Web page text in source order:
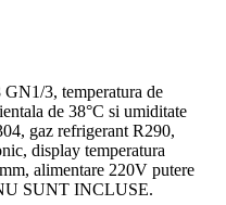
3, temperatura de
de 38°C si umiditate
gaz refrigerant R290,
display temperatura
alimentare 220V putere
SUNT INCLUSE.